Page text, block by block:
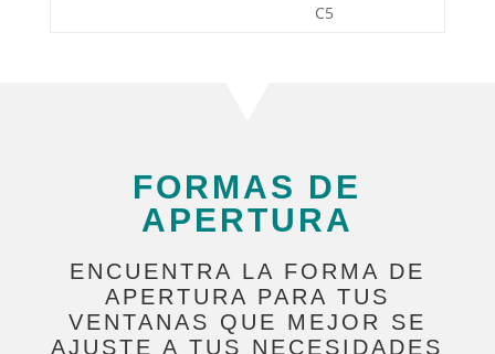
C5
FORMAS DE
APERTURA
ENCUENTRA LA FORMA DE
APERTURA PARA TUS
VENTANAS QUE MEJOR SE
AJUSTE A TUS NECESIDADES